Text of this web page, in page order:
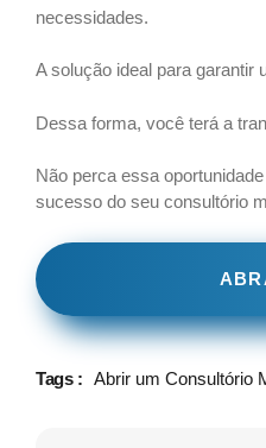
necessidades.
A solução ideal para garantir
Dessa forma, você terá a
Não perca essa
sucesso do seu consultório
Tags : Abrir um Consultório